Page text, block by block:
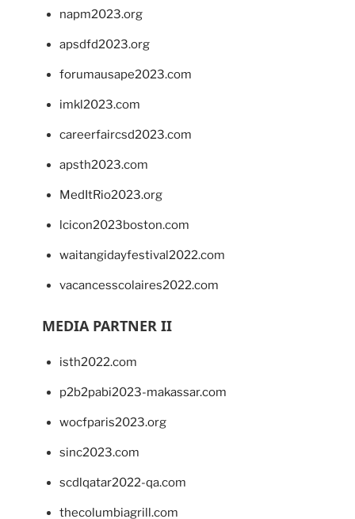
napm2023.org
apsdfd2023.org
forumausape2023.com
imkl2023.com
careerfaircsd2023.com
apsth2023.com
MedItRio2023.org
lcicon2023boston.com
waitangidayfestival2022.com
vacancesscolaires2022.com
MEDIA PARTNER II
isth2022.com
p2b2pabi2023-makassar.com
wocfparis2023.org
sinc2023.com
scdlqatar2022-qa.com
thecolumbiagrill.com